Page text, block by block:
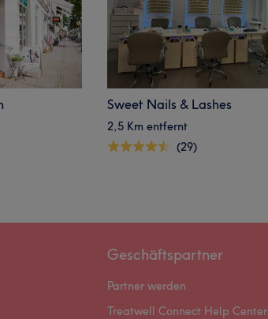
Sweet Nails & Lashes
2,5 Km entfernt
(29)
Geschäftspartner
Partner werden
Treatwell Connect Help Center